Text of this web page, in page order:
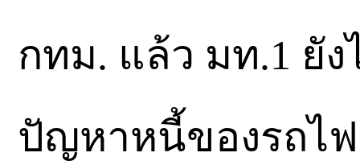
กทม. แล้ว มท.1 ยั
ปัญหาหนี้ของรถไ